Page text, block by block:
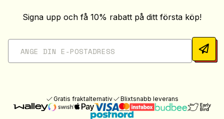
Signa upp och få 10% rabatt på ditt första köp!
Gratis fraktalternativ Blixtsnabb leverans